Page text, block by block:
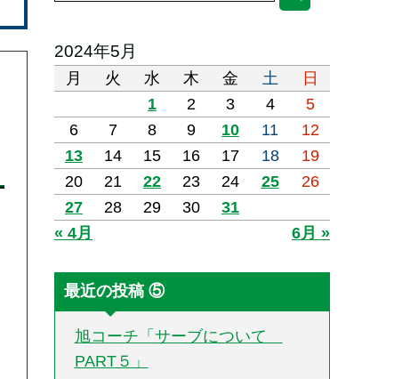
2024年5月
月 火 水 木 金 土
日
1
2 3 4
5
6
7 8 9 10 11
12
13
14 15 16 17 18
19
20
21 22 23 24 25
26
27
28 29 30
31
« 4月
6月 »
最近の投稿 ⑤
旭コーチ「サーブについて
PART５」